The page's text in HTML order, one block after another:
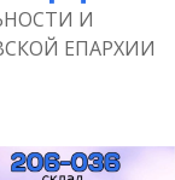
И
ЕПАРХИИ